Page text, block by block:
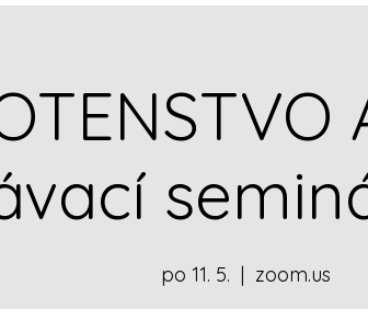
po 11. 5.
  |
zoom.us